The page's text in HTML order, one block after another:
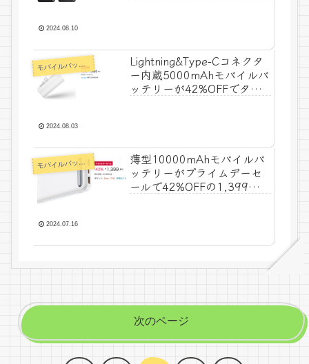
2024.08.10
モ
バイルバッテリー
Lightning&Type-Cコネクタ
ー内蔵5000mAhモバイルバ
ッテリーが42%OFFでタイ
2024.08.03
モ
バイルバッテリー
薄型10000mAhモバイルバ
ッテリーがプライムデーセ
ールで42%OFFの1,399
2024.07.16
次のページ